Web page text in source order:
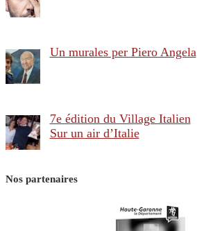
Un murales per Piero Angela
7e édition du Village Italien
Sur un air d’Italie
Nos partenaires